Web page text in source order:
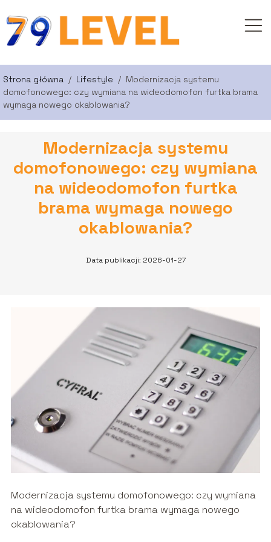
Strona główna / Lifestyle / Modernizacja systemu
domofonowego: czy wymiana na wideodomofon furtka brama
wymaga nowego okablowania?
Modernizacja systemu
domofonowego: czy wymiana
na wideodomofon furtka
brama wymaga nowego
okablowania?
Data publikacji: 2026-01-27
Modernizacja systemu domofonowego: czy wymiana
na wideodomofon furtka brama wymaga nowego
okablowania?